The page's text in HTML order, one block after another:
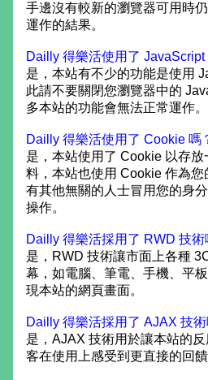
手邊沒有較新的瀏覽器可用時
運作的結果。
Dailly 得樂活使用了 JavaScript
是，本站有不少的功能是使用
此請不要關閉您瀏覽器中的
多本站的功能會無法正常運作。
Dailly 得樂活使用了 Cookie 嗎
是，本站使用了 Cookie 以存
料，本站也使用 Cookie 作為
有其他無關的人士冒用您的身
操作。
Dailly 得樂活採用了 RWD 技術
是，RWD 技術讓市面上各種
幕，如電腦、筆電、手機、平
現本站的網頁畫面。
Dailly 得樂活採用了 AJAX 技術
是，AJAX 技術用於讓本站的
客在使用上感受到更直接的回饋